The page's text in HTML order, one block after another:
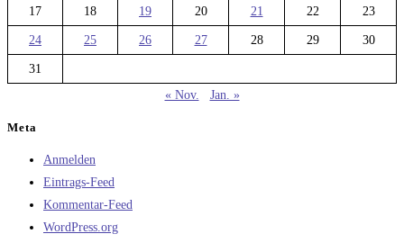
17 18 19 20 21 22 23
24 25 26 27 28 29 30
31
« Nov.
Jan. »
Meta
Anmelden
Eintrags-Feed
Kommentar-Feed
WordPress.org